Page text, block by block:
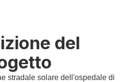
del
stradale solare dell'ospedale di